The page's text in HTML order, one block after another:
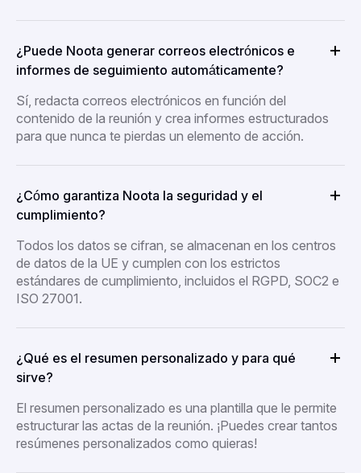
¿Puede Noota generar correos electrónicos e
informes de seguimiento automáticamente?
Sí, redacta correos electrónicos en función del
contenido de la reunión y crea informes estructurados
para que nunca te pierdas un elemento de acción.
¿Cómo garantiza Noota la seguridad y el
cumplimiento?
Todos los datos se cifran, se almacenan en los centros
de datos de la UE y cumplen con los estrictos
estándares de cumplimiento, incluidos el RGPD, SOC2 e
ISO 27001.
¿Qué es el resumen personalizado y para qué
sirve?
El resumen personalizado es una plantilla que le permite
estructurar las actas de la reunión. ¡Puedes crear tantos
resúmenes personalizados como quieras!